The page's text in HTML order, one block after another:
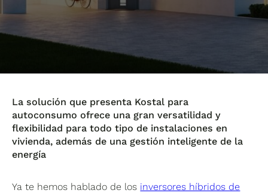
La solución que presenta Kostal para
autoconsumo ofrece una gran versatilidad y
flexibilidad para todo tipo de instalaciones en
vivienda, además de una gestión inteligente de la
energía
Ya te hemos hablado de los inversores híbridos de